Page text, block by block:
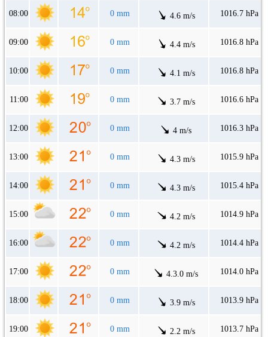
08:00 0 mm 4.6 m/s 1016.7 hPa
09:00 0 mm 4.4 m/s 1016.8 hPa
10:00 0 mm 4.1 m/s 1016.8 hPa
11:00 0 mm 3.7 m/s 1016.6 hPa
12:00 0 mm 4 m/s 1016.3 hPa
13:00 0 mm 4.3 m/s 1015.9 hPa
14:00 0 mm 4.3 m/s 1015.4 hPa
15:00 0 mm 4.2 m/s 1014.9 hPa
16:00 0 mm 4.2 m/s 1014.4 hPa
17:00 0 mm 4.3.0 m/s 1014.0 hPa
18:00 0 mm 3.9 m/s 1013.9 hPa
19:00 0 mm 2.2 m/s 1013.7 hPa